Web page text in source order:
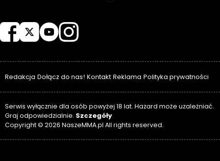
Redakcja Dołącz do nas! Kontakt Reklama Polityka prywatności
Serwis wyłącznie dla osób powyżej 18 lat. Hazard może uzależniać.
Graj odpowiedzialnie. Szczegóły
Copyright © 2026 NaszeMMA.pl All rights reserved.